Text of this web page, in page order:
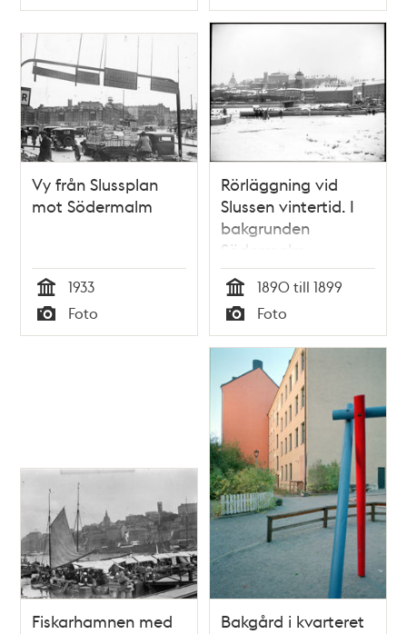
Typ Typ
Vy från Slussplan
mot Södermalm
Tid
1933
Typ
Foto
Rörläggning vid
Slussen vintertid. I
bakgrunden
Södermalm
Tid
1890 till 1899
Typ
Foto
Fiskarhamnen med
Bakgård i kvarteret